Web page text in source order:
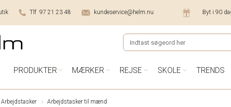
Tlf 97 21 23 48 kundeservice@helm.nu Byt i 90
PRODUKTER MÆRKER REJSE SKOLE TRENDS
Arbejdstasker Arbejdstasker til mænd